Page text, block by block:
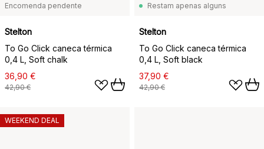
Encomenda pendente
Stelton
To Go Click caneca térmica
0,4 L, Soft chalk
36,90 €
42,90 €
Restam apenas alguns
Stelton
To Go Click caneca térmica
0,4 L, Soft black
37,90 €
42,90 €
WEEKEND DEAL